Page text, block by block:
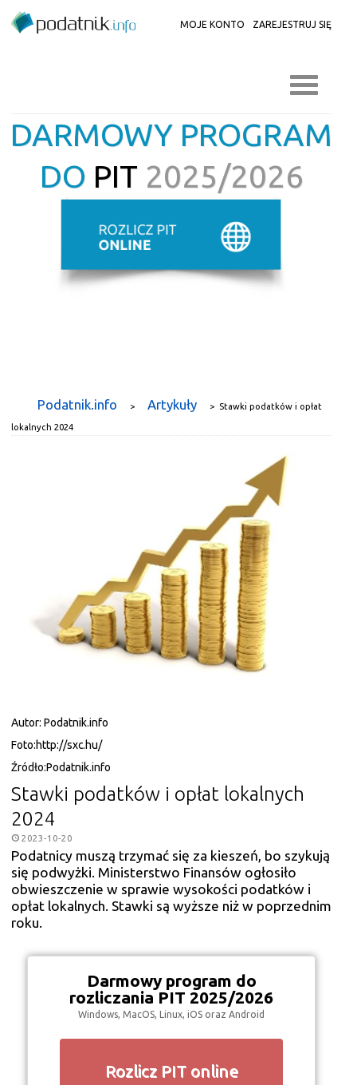
MOJE KONTO ZAREJESTRUJ SIĘ
DARMOWY PROGRAM
DO PIT 2025/2026
Podatnik.info > Artykuły > Stawki podatków i opłat
lokalnych 2024
Autor: Podatnik.info
Foto:http://sxc.hu/
Źródło:Podatnik.info
Stawki podatków i opłat lokalnych
2024
2023-10-20
Podatnicy muszą trzymać się za kieszeń, bo szykują
się podwyżki. Ministerstwo Finansów ogłosiło
obwieszczenie w sprawie wysokości podatków i
opłat lokalnych. Stawki są wyższe niż w poprzednim
roku.
Darmowy program do
rozliczania PIT 2025/2026
Windows, MacOS, Linux, iOS oraz Android
Rozlicz PIT online